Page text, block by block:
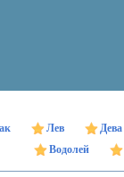
Лев Дева
Водолей